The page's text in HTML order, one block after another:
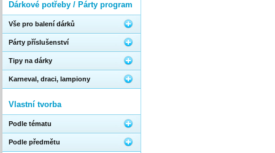
Dárkové potřeby / Párty program
Vše pro balení dárků
Párty příslušenství
Tipy na dárky
Karneval, draci, lampiony
Vlastní tvorba
Podle tématu
Podle předmětu